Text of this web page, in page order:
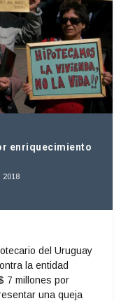
enriquecimiento
2018
del Uruguay
la entidad
7 millones por
una queja